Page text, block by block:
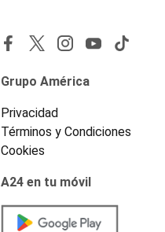
Grupo América
Privacidad
Términos y Condiciones
Cookies
A24 en tu móvil